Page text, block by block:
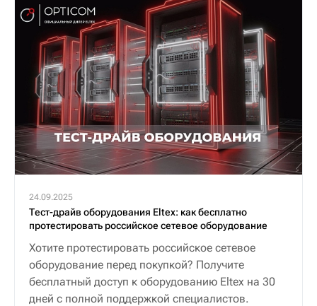
24.09.2025
Тест-драйв оборудования Eltex: как бесплатно
протестировать российское сетевое оборудование
Хотите протестировать российское сетевое
оборудование перед покупкой? Получите
бесплатный доступ к оборудованию Eltex на 30
дней с полной поддержкой специалистов.